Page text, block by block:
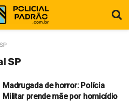
SP
Madrugada de horror: Polícia
Militar prende mãe por homicídio